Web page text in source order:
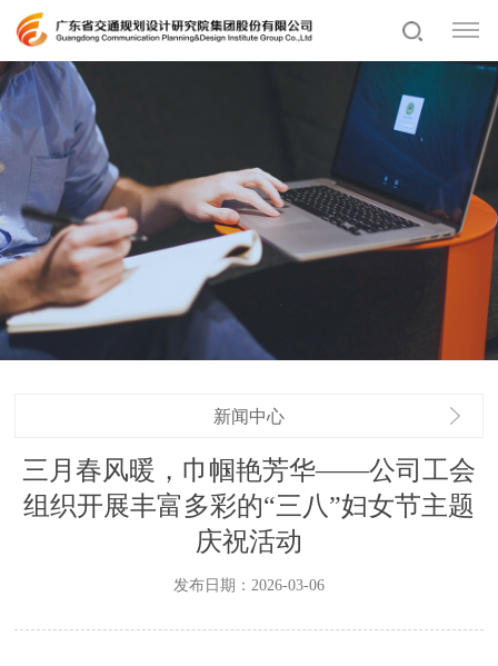
新闻中心
三月春风暖，巾帼艳芳华——公司工会
组织开展丰富多彩的“三八”妇女节主题
庆祝活动
发布日期：2026-03-06